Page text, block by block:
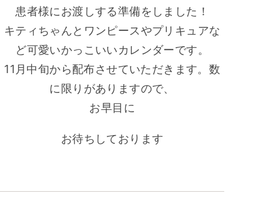
患者様にお渡しする準備をしました！
キティちゃんとワンピースやプリキュアな
ど可愛いかっこいいカレンダーです。
11月中旬から配布させていただきます。数
に限りがありますので、
お早目に
お待ちしております